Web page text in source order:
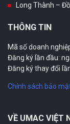
Long Thành –
THÔNG TIN
Mã số doanh
Đăng ký lần đầu:
Đăng ký thay đổi
Chính sách bảo
VỀ UMAC VIỆT